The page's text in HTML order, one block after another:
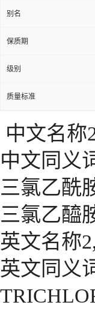
别名
保质期
级别
质量标准
中文名称
中文同义
三氯乙酰
三氯乙醯
英文名称
英文同义